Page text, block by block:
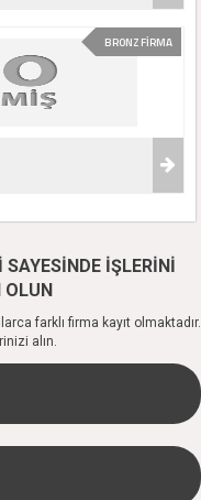
BRONZ FİRMA
İŞLERİNİ
OLUN
farklı firma kayıt olmaktadır.
alın.